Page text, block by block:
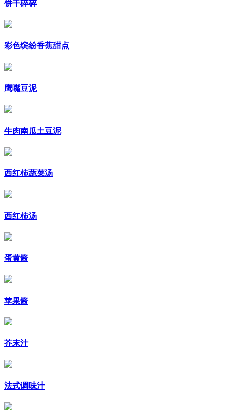
饼干碎碎
彩色缤纷香蕉甜点
鹰嘴豆泥
牛肉南瓜土豆泥
西红柿蔬菜汤
西红柿汤
蛋黄酱
苹果酱
芥末汁
法式调味汁